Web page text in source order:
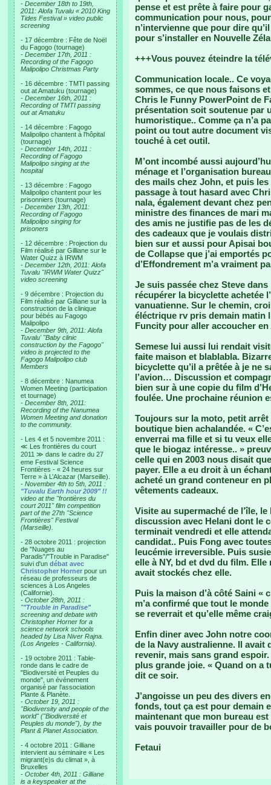
- December 18th to 19th,
2011: Alofa Tuvalu « 2010 King
Tides Festival » video public
screening
- 17 décembre : Fête de Noël
du Fagogo (tournage)
- December 17th, 2011 :
Recording of the Fagogo
Malipolipo Christmas Party
- 16 décembre : TMTI passing
out at Amatuku (tournage)
- December 16th, 2011 :
Recording of TMTI passing
out at Amatuku
- 14 décembre : Fagogo
Malipolipo chantent à l'hôpital
(tournage)
- December 14th, 2011 :
Recording of Fagogo
Malipolipo singing at the
hospital
- 13 décembre : Fagogo
Malipolipo chantent pour les
prisonniers (tournage)
- December 13th, 2011:
Recording of Fagogo
Malipolipo singing for
prisoners
- 12 décembre : Projection du
Film réalisé par Gilliane sur le
Water Quizz à IRWM
- December 12th, 2011: Alofa
Tuvalu "IRWM Water Quizz"
video screening
- 9 décembre : Projection du
Film réalisé par Gilliane sur la
construction de la clinique
pour bébés au Fagogo
Malipolipo
- December 9th, 2011: Alofa
Tuvalu' "Baby clinic
construction by the Fagogo"
video is projected to the
Fagogo Malipolipo club
Members
- 8 décembre : Nanumea
Women Meeting (participation
et tournage)
- December 8th, 2011:
Recording of the Nanumea
Women Meeting and donation
to the community.
- Les 4 et 5 novembre 2011 :
≪ Les frontières du court
2011 ≫ dans le cadre du 27
eme Festival Science
Frontières - « 24 heures sur
Terre » à L’Alcazar (Marseille).
- November 4th to 5th, 2011 :
"Tuvalu Earth hour 2009" !!
video at the "frontières du
court 2011" film competition
part of the 27th "Science
Frontières" Festival
(Marseille).
- 28 octobre 2011 : projection
de "Nuages au
Paradis"/"Trouble in Paradise"
suivi d'un débat avec
Christopher Horner pour un
réseau de professeurs de
sciences à Los Angeles
(Californie).
- October 28th, 2011 :
""Trouble in Paradise"
screening and debate with
Christopher Horner for a
science network schools
headed by Lisa Niver Rajna.
(Los Angeles - California).
- 19 octobre 2011 : Table-
ronde dans le cadre de
"Biodiversité et Peuples du
monde", un événement
organisé par l'association
Plante & Planète.
- October 19, 2011 :
"Biodiversity and people of the
world" ("Biodiversité et
Peuples du monde"), by the
Plant & Planet Association.
- 4 octobre 2011 : Gilliane
intervient au séminaire « Les
migrant(e)s du climat », à
Bruxelles
- October 4th, 2011 : Gilliane
is a keyspeaker at the
pense et est prête à faire pour
communication pour nous,
n’intervienne que pour dire
pour s’installer en Nouvelle
+++Vous pouvez éteindre la
Communication locale.. Ce
sommes, ce que nous faisons
Chris le Funny PowerPoint de
présentation soit soutenue par
humoristique.. Comme ça n’a
point ou tout autre document
touché à cet outil.
M’ont incombé aussi
ménage et l’organisation
des mails chez John, et puis
passage à tout hasard avec
nala, également devant chez
ministre des finances de mari
des amis ne justifie pas de les
des cadeaux que je voulais
bien sur et aussi pour Apisai
de Collapse que j’ai emportés
d’Effondrement m’a vraiment
Je suis passée chez Steve
récupérer la bicyclette achetée
vanuatienne. Sur le chemin,
éléctrique rv pris demain matin
Funcity pour aller accoucher
Semese lui aussi lui rendait
faite maison et blablabla.
bicyclette qu’il a prêtée à je ne
l’avion… Discussion et
bien sur à une copie du film
foulée. Une prochaine réunion
Toujours sur la moto, petit
boutique bien achalandée. «
enverrai ma fille et si tu veux
que le biogaz intéresse.. »
celle qui en 2003 nous disait
payer. Elle a eu droit à un
acheté un grand conteneur en
vêtements cadeaux.
Visite au supermaché de l’île,
discussion avec Helani dont le
terminait vendredi et elle
candidat.. Puis Fong avec
leucémie irreversible. Puis
elle à NY, bd et dvd du film. Elle
avait stockés chez elle.
Puis la maison d’à côté Saini «
m’a confirmé que tout le
se reverrait et qu’elle même
Enfin diner avec John notre
de la Navy australienne. Il avait
revenir, mais sans grand
plus grande joie. « Quand on a
dit ce soir.
J’angoisse un peu des divers
fonds, tout ça est pour demain
maintenant que mon bureau
vais pouvoir travailler pour de
Fetaui